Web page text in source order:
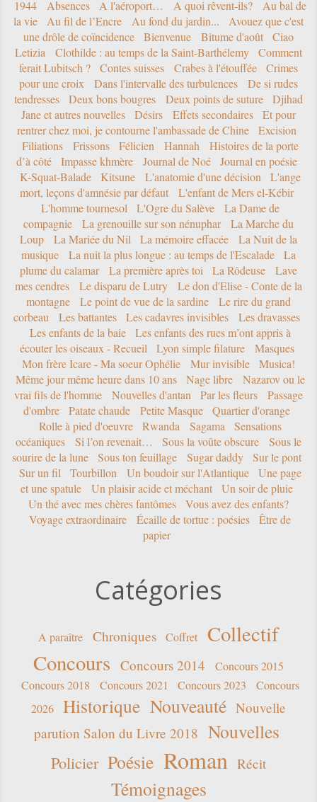
1944 Absences A l'aéroport… A quoi rêvent-ils?
Au bal de
la vie
Au fil de l’Encre Au fond du jardin...
Avouez que c'est
une drôle de coïncidence
Bienvenue Bitume d'août
Ciao
Letizia
Clothilde : au temps de la Saint-Barthélemy
Comment
ferait Lubitsch ?
Contes suisses Crabes à l'étouffée
Crimes
pour une croix
Dans l'intervalle des turbulences
De si rudes
tendresses
Deux bons bougres Deux points de suture
Djihad
Jane et autres nouvelles
Désirs Effets secondaires
Et pour
rentrer chez moi, je contourne l'ambassade de Chine
Excision
Filiations
Frissons Félicien Hannah
Histoires de la porte
d’à côté
Impasse khmère Journal de Noé
Journal en poésie
K-Squat-Balade
Kitsune L'anatomie d'une décision
L'ange
mort, leçons d'amnésie par défaut
L'enfant de Mers el-Kébir
L'homme tournesol
L'Ogre du Salève
La Dame de
compagnie
La grenouille sur son nénuphar
La Marche du
Loup
La Mariée du Nil La mémoire effacée
La Nuit de la
musique
La nuit la plus longue : au temps de l'Escalade
La
plume du calamar
La première après toi La Rôdeuse
Lave
mes cendres
Le disparu de Lutry
Le don d'Elise - Conte de la
montagne
Le point de vue de la sardine
Le rire du grand
corbeau
Les battantes Les cadavres invisibles
Les dravasses
Les enfants de la baie
Les enfants des rues m’ont appris à
écouter les oiseaux - Recueil
Lyon simple filature
Masques
Mon frère Icare - Ma soeur Ophélie
Mur invisible
Musica!
Même jour même heure dans 10 ans
Nage libre
Nazarov ou le
vrai fils de l'homme
Nouvelles d'antan Par les fleurs
Passage
d'ombre
Patate chaude Petite Masque
Quartier d'orange
Rolle à pied d'oeuvre
Rwanda Sagama
Sensations
océaniques
Si l’on revenait… Sous la voûte obscure
Sous le
sourire de la lune
Sous ton feuillage Sugar daddy
Sur le pont
Sur un fil
Tourbillon Un boudoir sur l'Atlantique
Une page
et une spatule
Un plaisir acide et méchant
Un soir de pluie
Un thé avec mes chères fantômes
Vous avez des enfants?
Voyage extraordinaire
Écaille de tortue : poésies
Être de
papier
Catégories
A paraître Chroniques Coffret
Collectif
Concours Concours 2014
Concours 2015
Concours 2018
Concours 2021 Concours 2023
Concours
2026
Historique Nouveauté Nouvelle
parution Salon du Livre 2018 Nouvelles
Policier Poésie Roman Récit
Témoignages